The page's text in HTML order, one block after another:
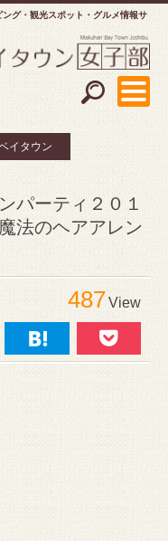
ング
観光スポット・グルメ情報サ
イタウン
パーティ２０１
法のヘアアレン
487View